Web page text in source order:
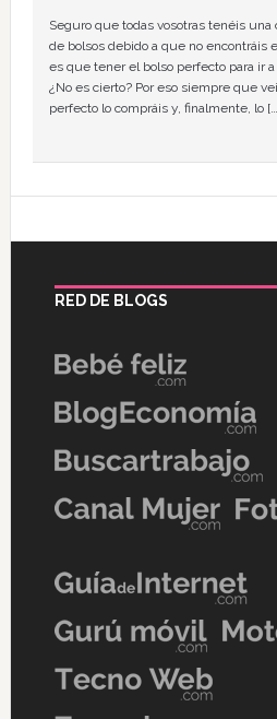
Seguro que todas vosotras tenéis
de bolsos debido a que no encontráis
es que tener el bolso perfecto para ir
¿No es cierto? Por eso siempre que
perfecto lo compráis y, finalmente, lo
RED DE BLOGS